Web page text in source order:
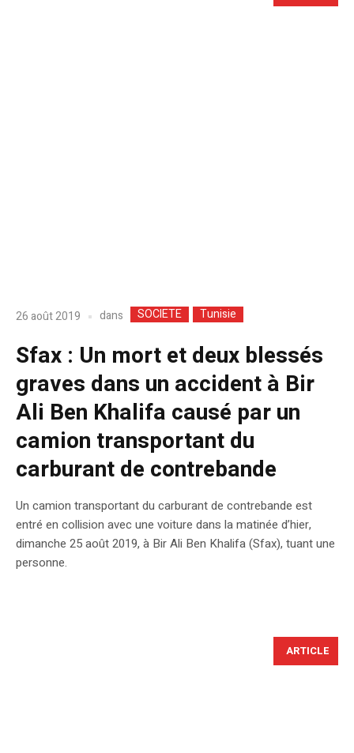
26 août 2019 dans SOCIETE Tunisie
Sfax : Un mort et deux blessés
graves dans un accident à Bir
Ali Ben Khalifa causé par un
camion transportant du
carburant de contrebande
Un camion transportant du carburant de contrebande est
entré en collision avec une voiture dans la matinée d’hier,
dimanche 25 août 2019, à Bir Ali Ben Khalifa (Sfax), tuant une
personne.
ARTICLE